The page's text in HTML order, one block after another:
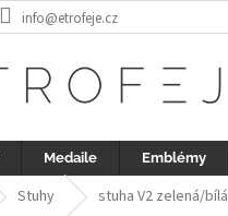
info@etrofeje.cz
Medaile Emblémy
Stuhy stuha V2 zelená/bílá